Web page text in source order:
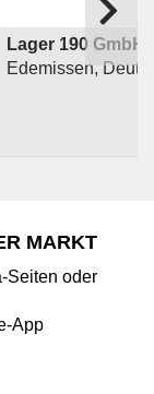
Lager 190 GmbH
Edemissen,
MARKT
Seiten oder
App